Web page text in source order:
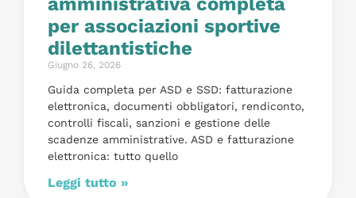
per associazioni sportive
dilettantistiche
Giugno 26, 2026
Guida completa per ASD e SSD: fatturazione
elettronica, documenti obbligatori, rendiconto,
controlli fiscali, sanzioni e gestione delle
scadenze amministrative. ASD e fatturazione
elettronica: tutto quello
Leggi tutto »